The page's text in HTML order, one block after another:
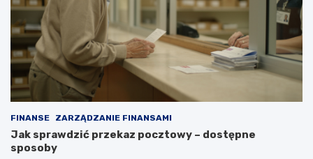
FINANSE ZARZĄDZANIE FINANSAMI
Jak sprawdzić przekaz pocztowy – dostępne
sposoby